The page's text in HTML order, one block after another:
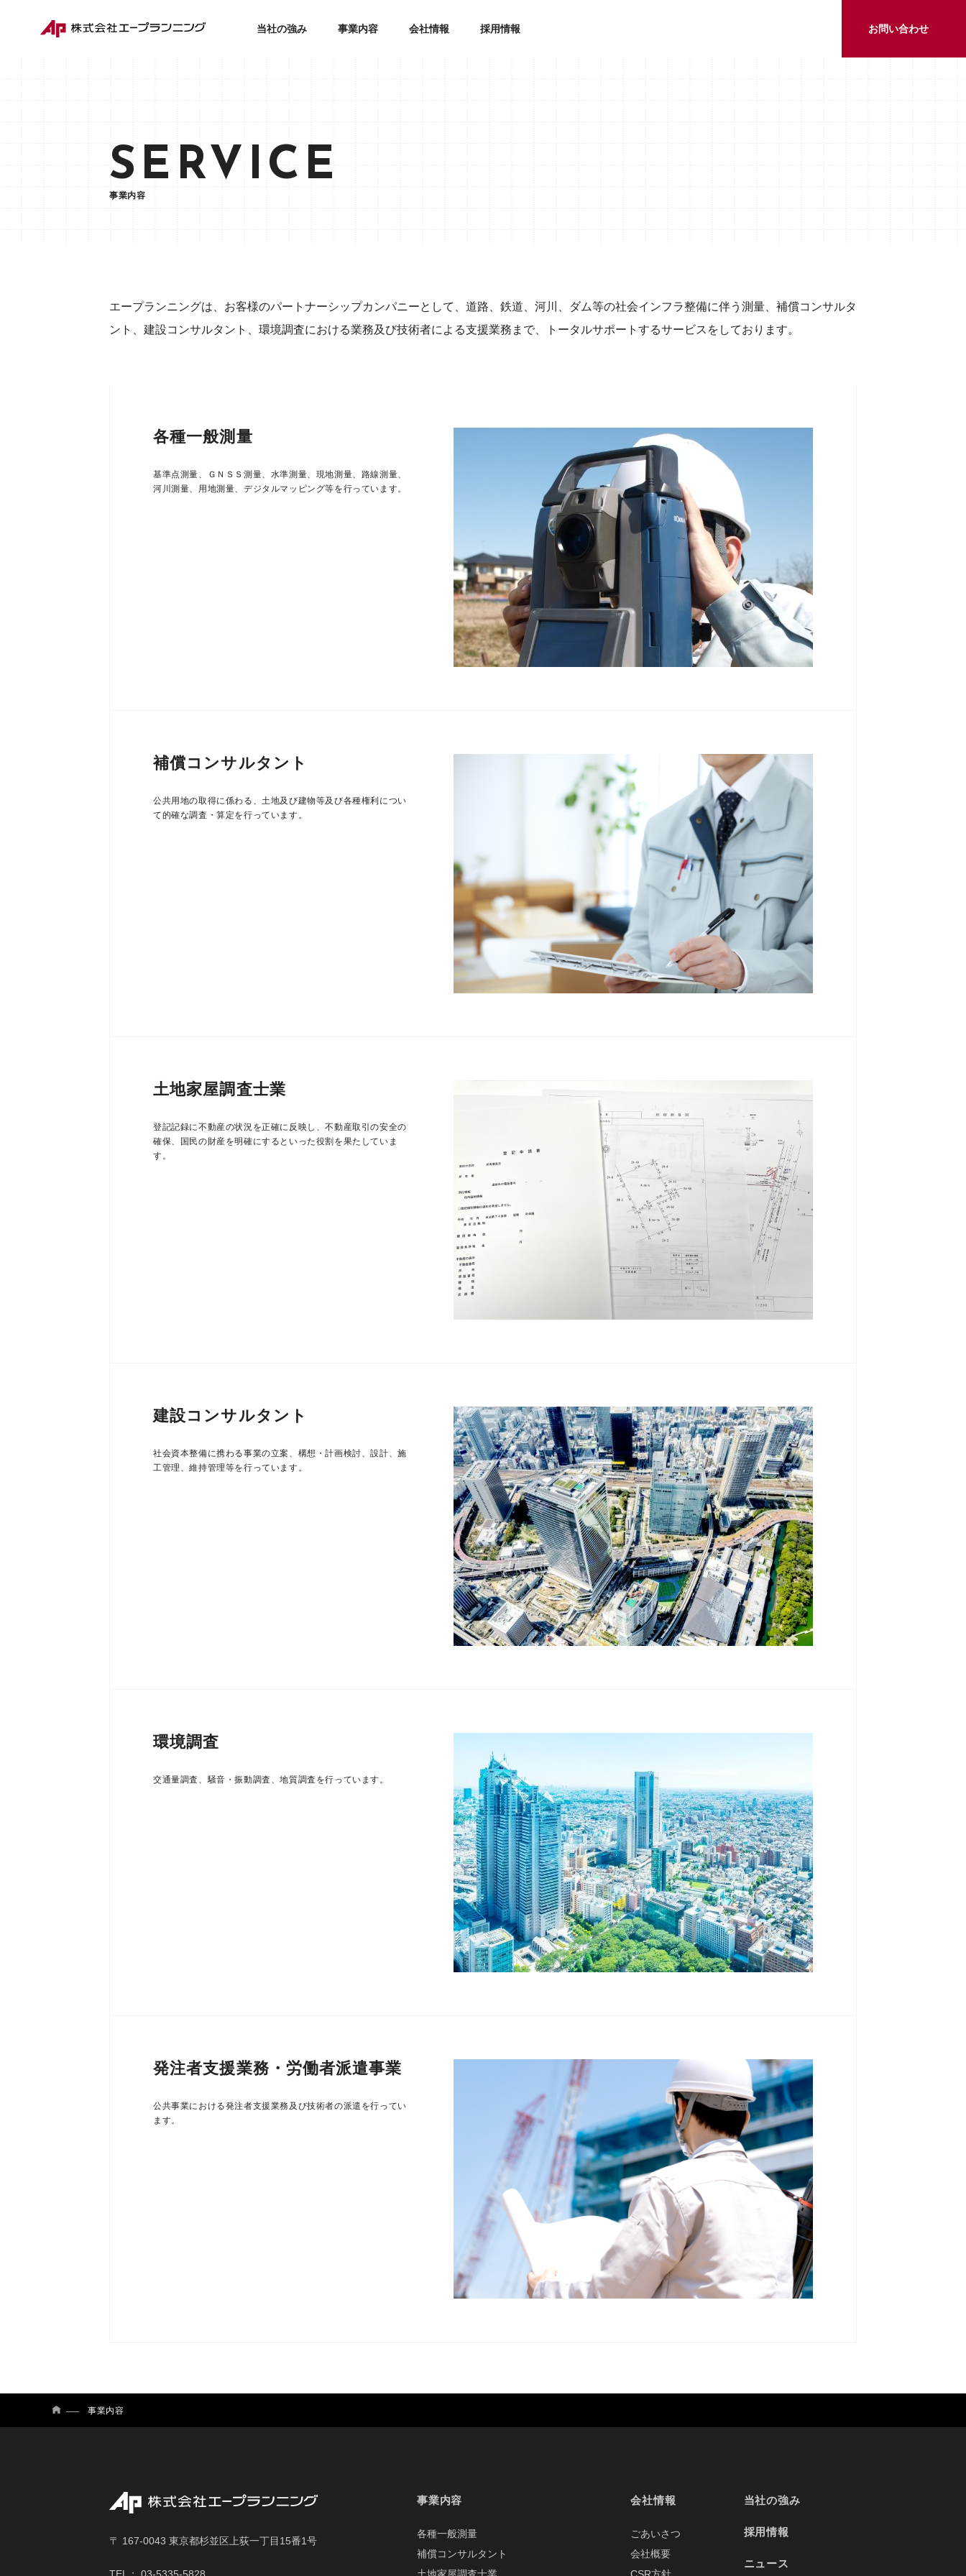
当社の強み 事業内容 会社情報 採用情報 お問い合わせ
SERVICE
事業内容
エープランニングは、お客様のパートナーシップカンパニーとして、道路、鉄道、河川、ダム等の社会インフラ整備に伴う測量、補償コンサルタ
ント、建設コンサルタント、環境調査における業務及び技術者による支援業務まで、トータルサポートするサービスをしております。
各種一般測量
基準点測量、ＧＮＳＳ測量、水準測量、現地測量、路線測量、
河川測量、用地測量、デジタルマッピング等を行っています。
補償コンサルタント
公共用地の取得に係わる、土地及び建物等及び各種権利につい
て的確な調査・算定を行っています。
土地家屋調査士業
登記記録に不動産の状況を正確に反映し、不動産取引の安全の
確保、国民の財産を明確にするといった役割を果たしていま
す。
建設コンサルタント
社会資本整備に携わる事業の立案、構想・計画検討、設計、施
工管理、維持管理等を行っています。
環境調査
交通量調査、騒音・振動調査、地質調査を行っています。
発注者支援業務・労働者派遣事業
公共事業における発注者支援業務及び技術者の派遣を行ってい
ます。
事業内容
〒 167-0043 東京都杉並区上荻一丁目15番1号
事業内容
各種一般測量
補償コンサルタント
会社情報
ごあいさつ
会社概要
当社の強み
採用情報
ニュース